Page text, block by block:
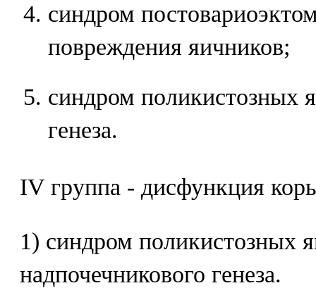
синдром
повреждения яичников;
синдром поликистозных
генеза.
IV группа - дисфункция
1) синдром поликистозных
надпочечникового генеза.